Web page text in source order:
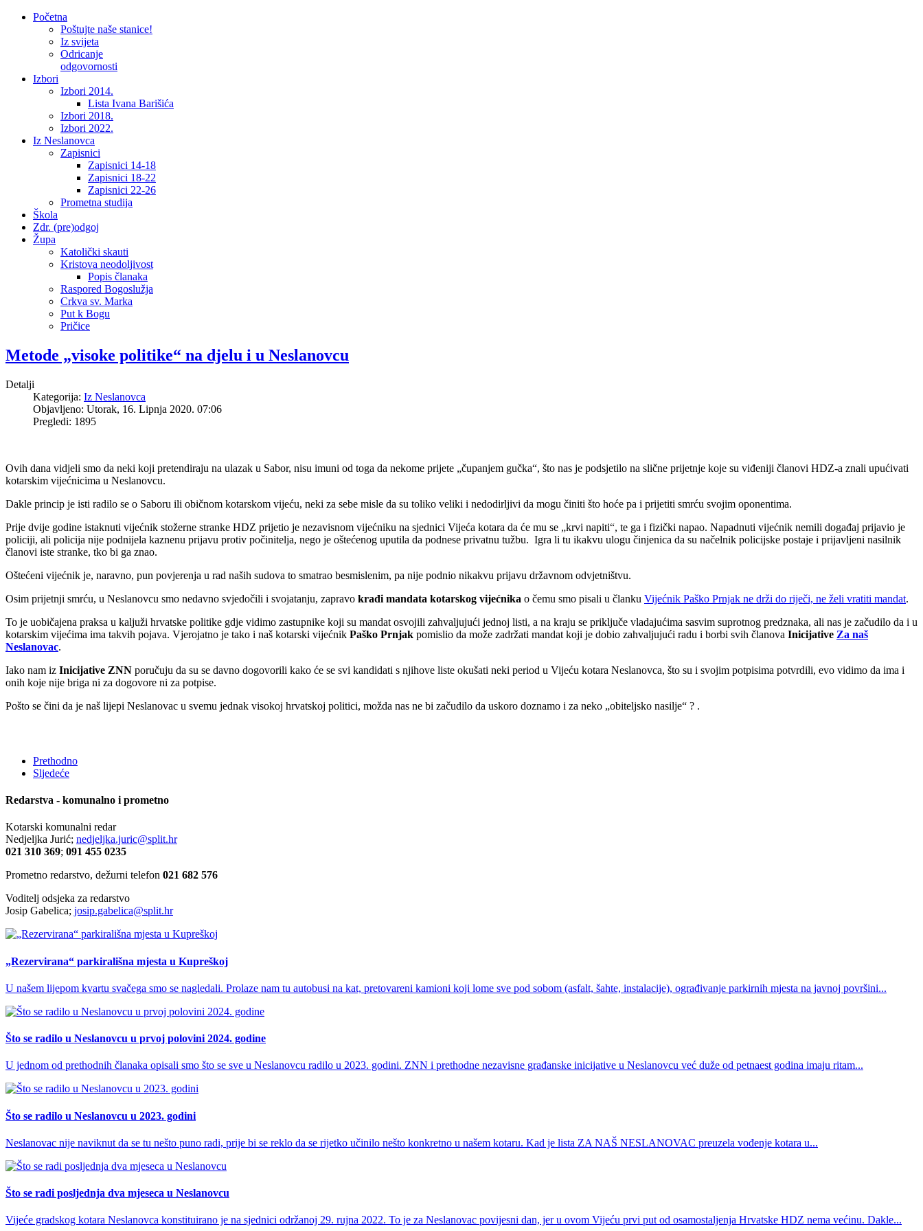
Početna
Poštujte naše stanice!
Iz svijeta
Odricanje
odgovornosti
Izbori
Izbori 2014.
Lista Ivana Barišića
Izbori 2018.
Izbori 2022.
Iz Neslanovca
Zapisnici
Zapisnici 14-18
Zapisnici 18-22
Zapisnici 22-26
Prometna studija
Škola
Zdr. (pre)odgoj
Župa
Katolički skauti
Kristova neodoljivost
Popis članaka
Raspored Bogoslužja
Crkva sv. Marka
Put k Bogu
Pričice
Metode „visoke politike“ na djelu i u Neslanovcu
Detalji
Kategorija: Iz Neslanovca
Objavljeno: Utorak, 16. Lipnja 2020. 07:06
Pregledi: 1895
Ovih dana vidjeli smo da neki koji pretendiraju na ulazak u Sabor, nisu imuni od toga da nekome prijete „čupanjem gučka“, što nas je podsjetilo na slične prijetnje koje su viđeniji članovi HDZ-a znali upućivati
kotarskim vijećnicima u Neslanovcu.
Dakle princip je isti radilo se o Saboru ili običnom kotarskom vijeću, neki za sebe misle da su toliko veliki i nedodirljivi da mogu činiti što hoće pa i prijetiti smrću svojim oponentima.
Prije dvije godine istaknuti vijećnik stožerne stranke HDZ prijetio je nezavisnom vijećniku na sjednici Vijeća kotara da će mu se „krvi napiti“, te ga i fizički napao. Napadnuti vijećnik nemili događaj prijavio je
policiji, ali policija nije podnijela kaznenu prijavu protiv počinitelja, nego je oštećenog uputila da podnese privatnu tužbu. Igra li tu ikakvu ulogu činjenica da su načelnik policijske postaje i prijavljeni nasilnik
članovi iste stranke, tko bi ga znao.
Oštećeni vijećnik je, naravno, pun povjerenja u rad naših sudova to smatrao besmislenim, pa nije podnio nikakvu prijavu državnom odvjetništvu.
Osim prijetnji smrću, u Neslanovcu smo nedavno svjedočili i svojatanju, zapravo krađi mandata kotarskog vijećnika o čemu smo pisali u članku Vijećnik Paško Prnjak ne drži do riječi, ne želi vratiti mandat.
To je uobičajena praksa u kaljuži hrvatske politike gdje vidimo zastupnike koji su mandat osvojili zahvaljujući jednoj listi, a na kraju se priključe vladajućima sasvim suprotnog predznaka, ali nas je začudilo da i u
kotarskim vijećima ima takvih pojava. Vjerojatno je tako i naš kotarski vijećnik Paško Prnjak pomislio da može zadržati mandat koji je dobio zahvaljujući radu i borbi svih članova Inicijative Za naš
Neslanovac.
Iako nam iz Inicijative ZNN poručuju da su se davno dogovorili kako će se svi kandidati s njihove liste okušati neki period u Vijeću kotara Neslanovca, što su i svojim potpisima potvrdili, evo vidimo da ima i
onih koje nije briga ni za dogovore ni za potpise.
Pošto se čini da je naš lijepi Neslanovac u svemu jednak visokoj hrvatskoj politici, možda nas ne bi začudilo da uskoro doznamo i za neko „obiteljsko nasilje“ ? .
Prethodno
Sljedeće
Redarstva - komunalno i prometno
Kotarski komunalni redar
Nedjeljka Jurić; nedjeljka.juric@split.hr
021 310 369; 091 455 0235
Prometno redarstvo, dežurni telefon 021 682 576
Voditelj odsjeka za redarstvo
Josip Gabelica; josip.gabelica@split.hr
„Rezervirana“ parkirališna mjesta u Kupreškoj
U našem lijepom kvartu svačega smo se nagledali. Prolaze nam tu autobusi na kat, pretovareni kamioni koji lome sve pod sobom (asfalt, šahte, instalacije), ograđivanje parkirnih mjesta na javnoj površini...
Što se radilo u Neslanovcu u prvoj polovini 2024. godine
U jednom od prethodnih članaka opisali smo što se sve u Neslanovcu radilo u 2023. godini. ZNN i prethodne nezavisne građanske inicijative u Neslanovcu već duže od petnaest godina imaju ritam...
Što se radilo u Neslanovcu u 2023. godini
Neslanovac nije naviknut da se tu nešto puno radi, prije bi se reklo da se rijetko učinilo nešto konkretno u našem kotaru. Kad je lista ZA NAŠ NESLANOVAC preuzela vođenje kotara u...
Što se radi posljednja dva mjeseca u Neslanovcu
Vijeće gradskog kotara Neslanovca konstituirano je na sjednici održanoj 29. rujna 2022. To je za Neslanovac povijesni dan, jer u ovom Vijeću prvi put od osamostaljenja Hrvatske HDZ nema većinu. Dakle...